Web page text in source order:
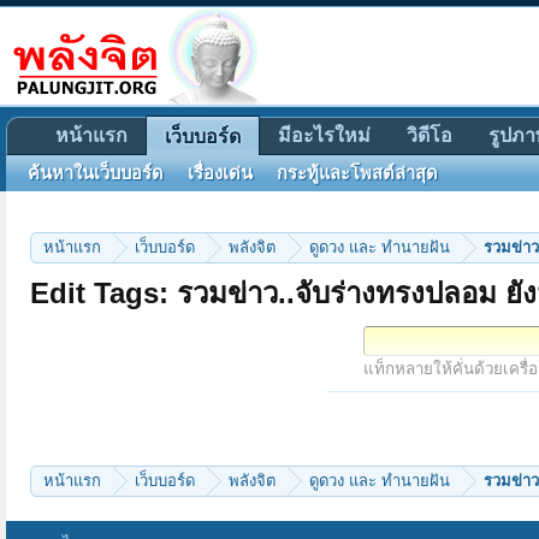
หน้าแรก เว็บบอร์ด พลังจิต ดูดวง และ ทำนายฝัน รวมข่า
Edit Tags: รวมข่าว..จับร่างทรงปลอม ยั
แท็กหลายให้คั่นด้วยเครื่
หน้าแรก เว็บบอร์ด พลังจิต ดูดวง และ ทำนายฝัน รวมข่า
หน้าแรก เว็บบอร์ด
ค้นหาในเว็บบอร์ด เรื่องเด่น กระทู้และโพสต์ล่าสุด
มีอะไรใหม่ วิดีโอ รูปภ